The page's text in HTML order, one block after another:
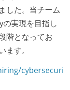
した。当チーム
実現を目指し
階となってお
す。
cybersecuri